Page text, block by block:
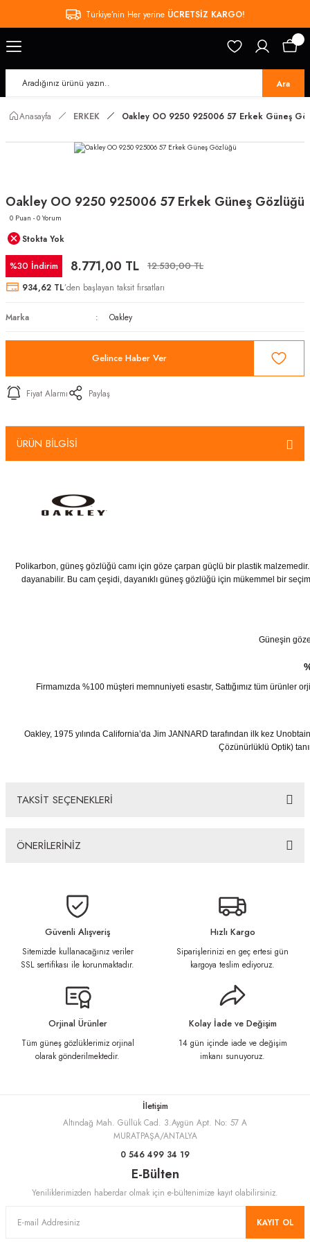
Türkiye’nin Her yerine ÜCRETSİZ KARGO!
Ara
Anasayfa ERKEK Oakley OO 9250 925006 57 Erkek Güneş
Oakley OO 9250 925006 57 Erkek Güneş Gözlüğü
0 Puan - 0 Yorum
Stokta Yok
%30 İndirim 8.771,00 TL 12.530,00 TL
934,62 TL’den başlayan taksit fırsatları
Marka Oakley
Gelince Haber Ver
Fiyat Alarmı Paylaş
ÜRÜN BİLGİSİ
Polikarbon, güneş gözlüğü camı için göze çarpan güçlü bir plastik
dayanabilir. Bu cam çeşidi, dayanıklı güneş gözlüğü için mükemmel bir
Güneşin
Firmamızda %100 müşteri memnuniyeti esastır, Sattığımız tüm
Oakley, 1975 yılında California’da Jim JANNARD tarafından ilk kez
Çözünürlüklü Optik)
TAKSİT SEÇENEKLERİ
ÖNERİLERİNİZ
yetersiz gördüğünüz noktaları öneri formunu kullanarak tarafımıza
Görüş ve önerileriniz için teşekkür ederiz.
Ürün resmi kalitesiz, bozuk veya görüntülenemiyor.
Ürün bilgilerinde hatalar bulunuyor.
Gönder
Güvenli Alışveriş
Sitemizde kullanacağınız veriler
SSL sertifikası ile korunmaktadır.
Hızlı Kargo
Siparişlerinizi en geç ertesi gün
kargoya teslim ediyoruz.
Orjinal Ürünler
Tüm güneş gözlüklerimiz orjinal
olarak gönderilmektedir.
Kolay İade ve Değişim
14 gün içinde iade ve değişim
imkanı sunuyoruz.
İletişim
Altındağ Mah. Güllük Cad. 3.Aygün Apt. No: 57 A
MURATPAŞA/ANTALYA
0 546 499 34 19
E-Bülten
Yeniliklerimizden haberdar olmak için e-bültenimize kayıt olabilirsiniz.
KAYIT OL